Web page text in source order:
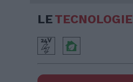
LETECNOLOGIE